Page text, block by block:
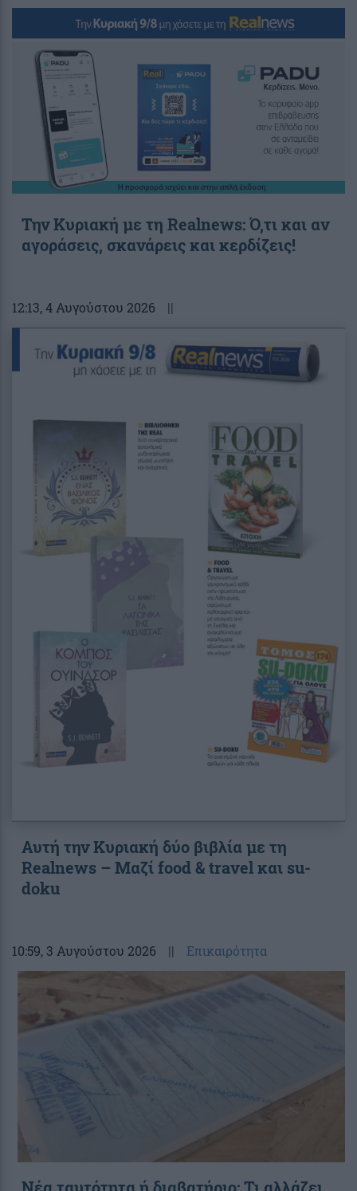
Την Κυριακή με τη Realnews: Ό,τι και αν
αγοράσεις, σκανάρεις και κερδίζεις!
12:13, 4 Αυγούστου 2026 ||
Αυτή την Κυριακή δύο βιβλία με τη
Realnews – Μαζί food & travel και su-
doku
10:59, 3 Αυγούστου 2026 || Επικαιρότητα
Νέα ταυτότητα ή διαβατήριο: Τι αλλάζει